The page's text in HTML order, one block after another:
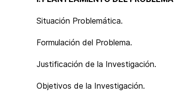
Situación Problemática.
Formulación del Problema.
Justificación de la Investigación.
Objetivos de la Investigación.